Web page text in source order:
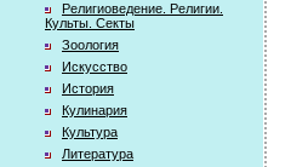
Религиоведение. Религии.
Культы. Секты
Зоология
Искусство
История
Кулинария
Культура
Литература